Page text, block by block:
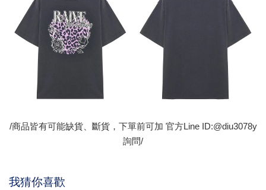
/商品皆有可能缺貨、斷貨，下單前可加 官方Line ID:@diu3078y
詢問/
我猜你喜歡